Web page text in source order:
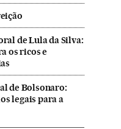
de Lula da Silva:
os ricos e
de Bolsonaro:
legais para a